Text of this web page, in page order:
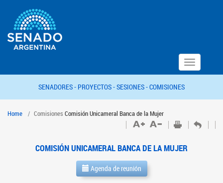
Toggle
navigation
SENADORES - PROYECTOS -SESIONES -COMISIONES
Home Comisiones Comisión Unicameral Banca de la Mujer
COMISIÓN UNICAMERAL BANCA DE LA MUJER
Agenda de reunión